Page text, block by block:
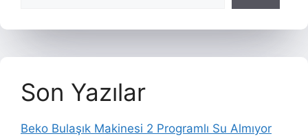
Son Yazılar
Beko Bulaşık Makinesi 2 Programlı Su Almıyor